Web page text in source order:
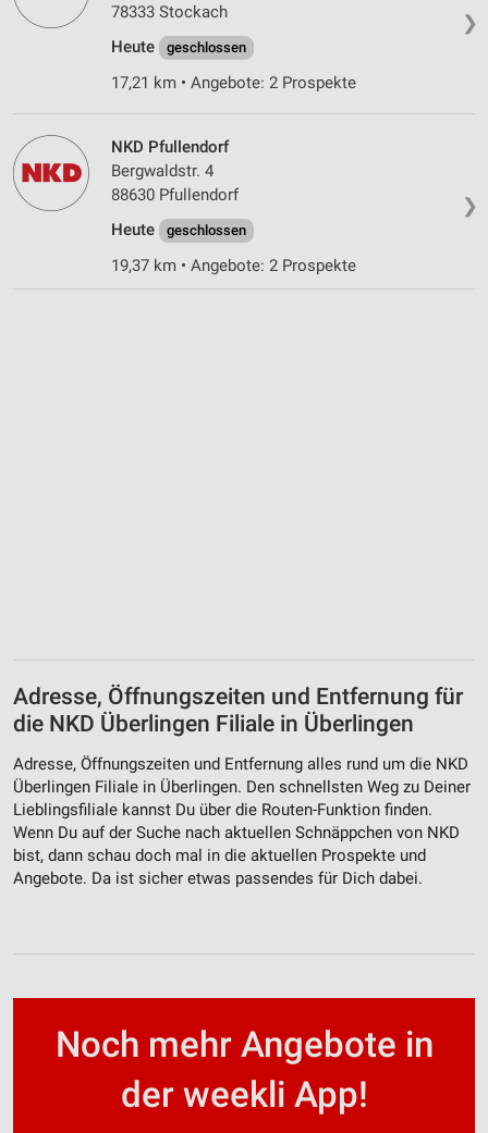
❯
78333 Stockach
Heute
geschlossen
17,21 km • Angebote: 2 Prospekte
❯
NKD Pfullendorf
Bergwaldstr. 4
88630 Pfullendorf
Heute
geschlossen
19,37 km • Angebote: 2 Prospekte
Adresse, Öffnungszeiten und Entfernung für
die NKD Überlingen Filiale in Überlingen
Adresse, Öffnungszeiten und Entfernung alles rund um die NKD
Überlingen Filiale in Überlingen. Den schnellsten Weg zu Deiner
Lieblingsfiliale kannst Du über die Routen-Funktion finden.
Wenn Du auf der Suche nach aktuellen Schnäppchen von NKD
bist, dann schau doch mal in die aktuellen Prospekte und
Angebote. Da ist sicher etwas passendes für Dich dabei.
Noch mehr Angebote in
der weekli App!